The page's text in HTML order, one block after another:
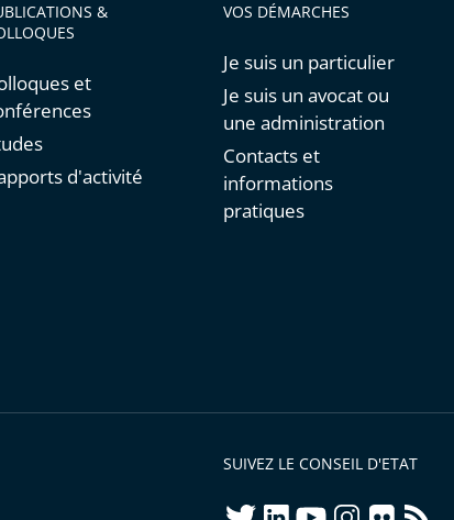
&
et
d'activité
VOS DÉMARCHES
Je suis un particulier
Je suis un avocat ou
une administration
Contacts et
informations
pratiques
SUIVEZ LE CONSEIL D'ETAT
twitterlinkedInyoutubeinstagram
flickrrss